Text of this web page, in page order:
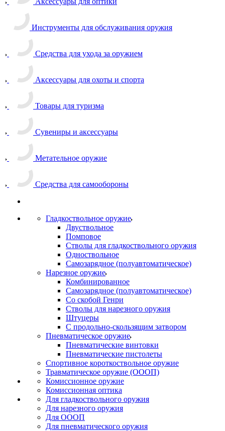
Инструменты для обслуживания оружия
Средства для ухода за оружием
Аксессуары для охоты и спорта
Товары для туризма
Сувениры и аксессуары
Метательное оружие
Средства для самообороны
Гладкоствольное оружие
Двуствольное
Помповое
Стволы для гладкоствольного оружия
Одноствольное
Самозарядное (полуавтоматическое)
Нарезное оружие
Комбинированное
Самозарядное (полуавтоматическое)
Со скобой Генри
Стволы для нарезного оружия
Штуцеры
С продольно-скользящим затвором
Пневматическое оружие
Пневматические винтовки
Пневматические пистолеты
Спортивное короткоствольное оружие
Травматическое оружие (ОООП)
Комиссионное оружие
Комиссионная оптика
Для гладкоствольного оружия
Для нарезного оружия
Для ОООП
Для пневматического оружия